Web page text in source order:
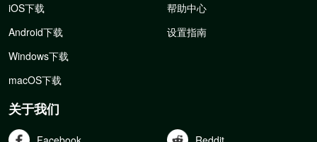
iOS下载
Android下载
Windows下载
macOS下载
帮助中心
设置指南
关于我们